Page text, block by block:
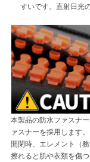
すいです。直射日光
本製品の防水ファスナ
ァスナーを採用します
開閉時、エレメント（
擦れると肌や衣類を傷